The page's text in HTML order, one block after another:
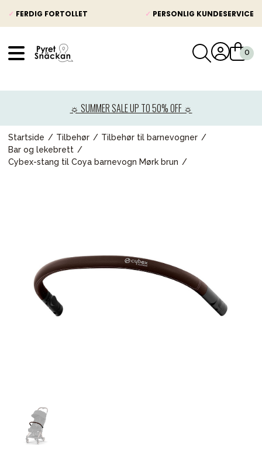
✓ FERDIG FORTOLLET ✓ PERSONLIG KUNDESERVICE
☼ SUMMER SALE UP TO 50% OFF ☼
Startside Tilbehør
Tilbehør til barnevogner
Bar og lekebrett
Cybex-stang til Coya barnevogn Mørk brun
Barnevogner
Bilstol
Babypakke
Tilbehør
Sol og bading